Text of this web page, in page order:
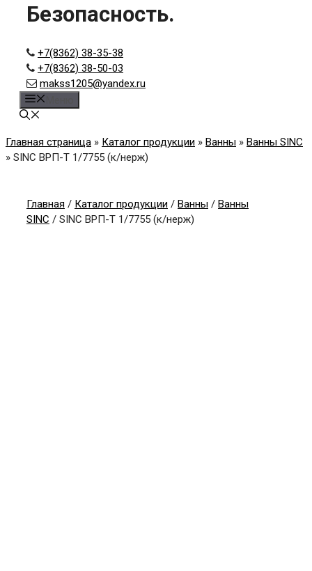
Безопасность.
+7(8362) 38-35-38
+7(8362) 38-50-03
makss1205@yandex.ru
Главная страница » Каталог продукции » Ванны » Ванны SINC
» SINC ВРП-Т 1/7755 (к/нерж)
Главная / Каталог продукции / Ванны / Ванны
SINC / SINC ВРП-Т 1/7755 (к/нерж)